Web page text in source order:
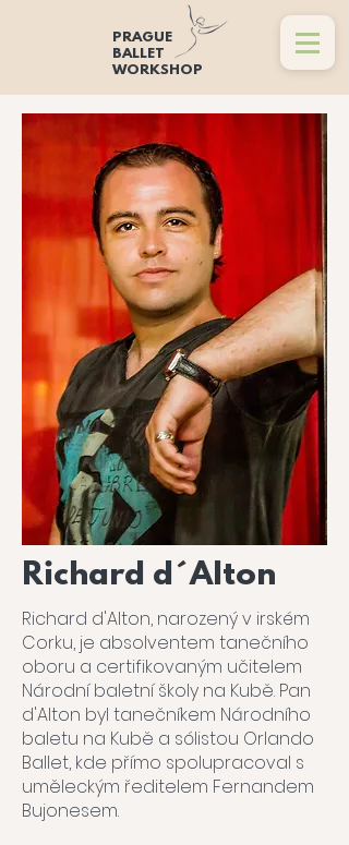
PRAGUE
BALLET
WORKSHOP
Richard d´Alton
Richard d'Alton, narozený v irském
Corku, je absolventem tanečního
oboru a certifikovaným učitelem
Národní baletní školy na Kubě. Pan
d'Alton byl tanečníkem Národního
baletu na Kubě a sólistou Orlando
Ballet, kde přímo spolupracoval s
uměleckým ředitelem Fernandem
Bujonesem.